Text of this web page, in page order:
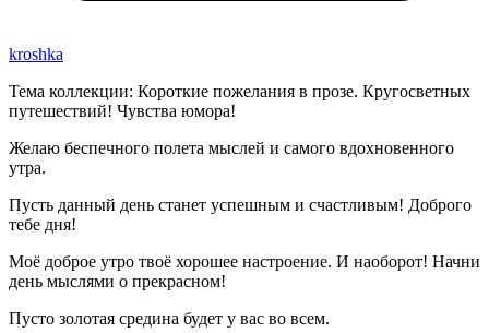
kroshka
Тема коллекции: Короткие пожелания в прозе. Кругосветных
путешествий! Чувства юмора!
Желаю беспечного полета мыслей и самого вдохновенного
утра.
Пусть данный день станет успешным и счастливым! Доброго
тебе дня!
Моё доброе утро твоё хорошее настроение. И наоборот! Начни
день мыслями о прекрасном!
Пусто золотая средина будет у вас во всем.